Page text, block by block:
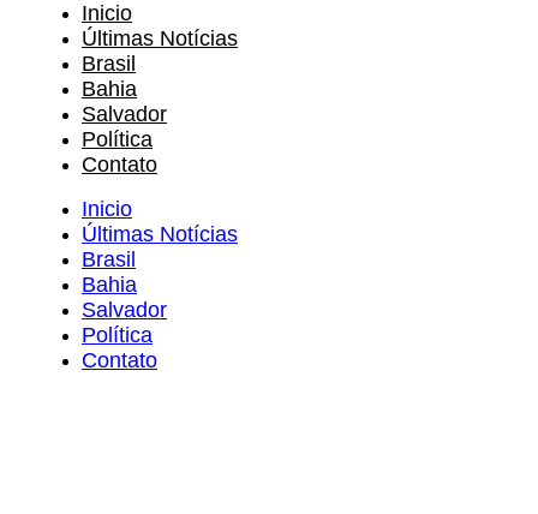
Inicio
Últimas Notícias
Brasil
Bahia
Salvador
Política
Contato
Inicio
Últimas Notícias
Brasil
Bahia
Salvador
Política
Contato